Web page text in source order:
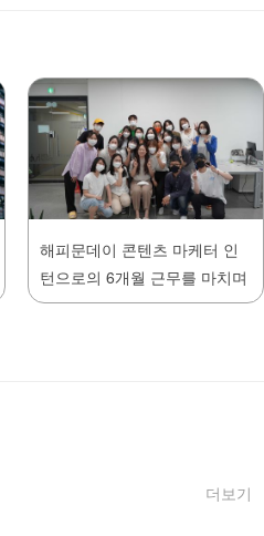
해피문데이 콘텐츠 마케터 인
턴으로의 6개월 근무를 마치며
더보기